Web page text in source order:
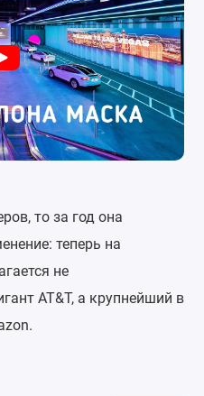
то за год она
теперь на
не
AT&T, а крупнейший в